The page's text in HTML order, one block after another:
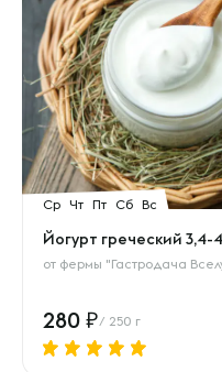
Ср Чт Пт Сб Вс
Йогурт греческий 3,4-
от фермы "Гастродача
280 / 250 г